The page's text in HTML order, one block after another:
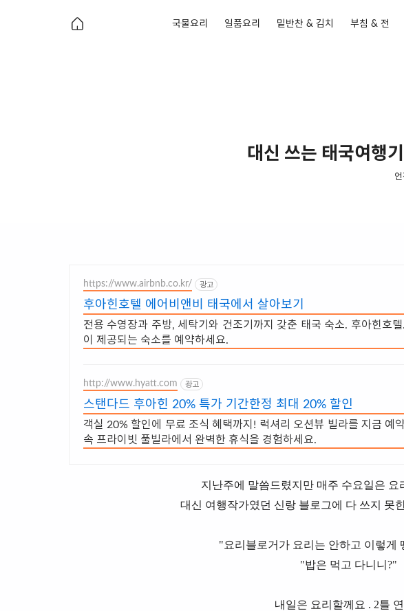
국물요리 일품요리 밑반찬 & 김치 부침 & 전
대신 쓰는 태국여행
https://www.airbnb.co.kr/ 광고
후아힌호텔 에어비앤비 태국에서 살아보기
전용 수영장과 주방, 세탁기와 건조기까지 갖춘 태국 숙소. 후아힌호
이 제공되는 숙소를 예약하세요.
http://www.hyatt.com 광고
스탠다드 후아힌 20% 특가 기간한정 최대 20% 할인
객실 20% 할인에 무료 조식 혜택까지! 럭셔리 오션뷰 빌라를 지금 예
속 프라이빗 풀빌라에서 완벽한 휴식을 경험하세요.
지난주에 말씀드렸지만 매주 수요일은 요
대신 여행작가였던 신랑 블로그에 다 쓰지 못
"요리블로거가 요리는 안하고 이렇게
"밥은 먹고 다니니?"
내일은 요리할께요 . 2틀